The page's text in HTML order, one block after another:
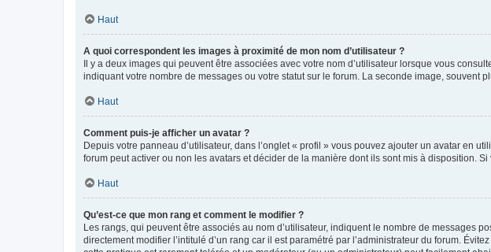
Haut
A quoi correspondent les images à proximité de mon nom d’utilisateur ?
Il y a deux images qui peuvent être associées avec votre nom d’utilisateur lorsque vous
indiquant votre nombre de messages ou votre statut sur le forum. La seconde image, souvent
Haut
Comment puis-je afficher un avatar ?
Depuis votre panneau d’utilisateur, dans l’onglet « profil » vous pouvez ajouter un avatar en
forum peut activer ou non les avatars et décider de la manière dont ils sont mis à disposition.
Haut
Qu’est-ce que mon rang et comment le modifier ?
Les rangs, qui peuvent être associés au nom d’utilisateur, indiquent le nombre de messages
directement modifier l’intitulé d’un rang car il est paramétré par l’administrateur du forum.